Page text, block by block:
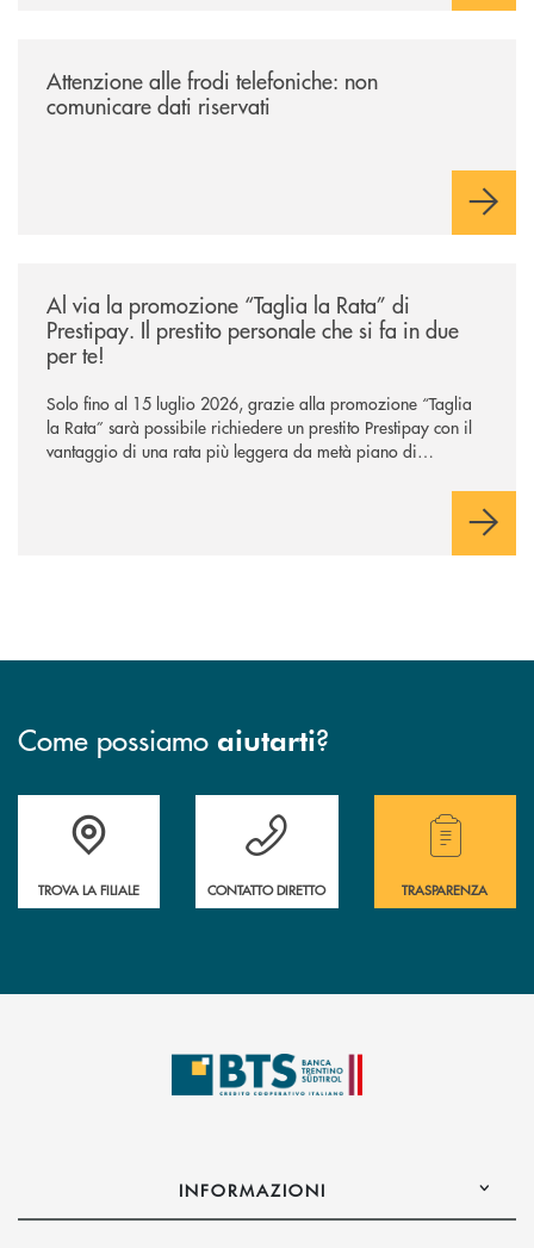
Attenzione alle frodi telefoniche: non
comunicare dati riservati
Al via la promozione “Taglia la Rata” di
Prestipay. Il prestito personale che si fa in due
per te!
Solo fino al 15 luglio 2026, grazie alla promozione “Taglia
la Rata” sarà possibile richiedere un prestito Prestipay con il
vantaggio di una rata più leggera da metà piano di
Come possiamo aiutarti?
Accedi all' elenco completo delle filiali.
TROVA LA FILIALE
Hai bisogno di assistenza immediata?
CONTATTO DIRETTO
Hai bisogno di
TRASPARENZA
INFORMAZIONI